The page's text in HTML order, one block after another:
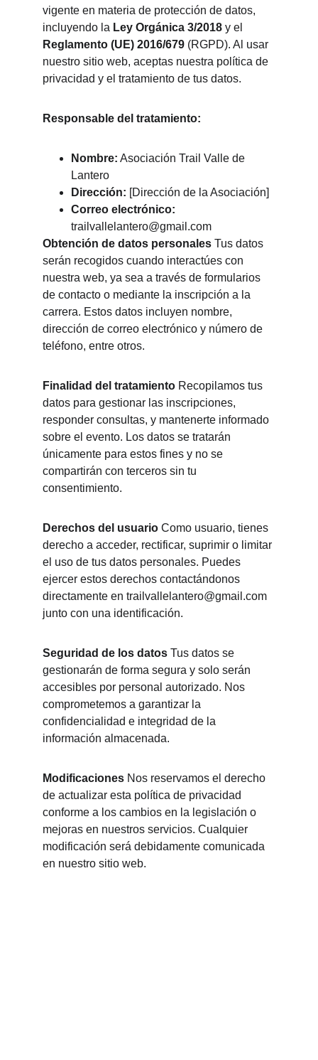
vigente en materia de protección de datos,
incluyendo la Ley Orgánica 3/2018 y el
Reglamento (UE) 2016/679 (RGPD). Al usar
nuestro sitio web, aceptas nuestra política de
privacidad y el tratamiento de tus datos.
Responsable del tratamiento:
Nombre: Asociación Trail Valle de
Lantero
Dirección: [Dirección de la Asociación]
Correo electrónico:
trailvallelantero@gmail.com
Obtención de datos personales Tus datos
serán recogidos cuando interactúes con
nuestra web, ya sea a través de formularios
de contacto o mediante la inscripción a la
carrera. Estos datos incluyen nombre,
dirección de correo electrónico y número de
teléfono, entre otros.
Finalidad del tratamiento Recopilamos tus
datos para gestionar las inscripciones,
responder consultas, y mantenerte informado
sobre el evento. Los datos se tratarán
únicamente para estos fines y no se
compartirán con terceros sin tu
consentimiento.
Derechos del usuario Como usuario, tienes
derecho a acceder, rectificar, suprimir o limitar
el uso de tus datos personales. Puedes
ejercer estos derechos contactándonos
directamente en trailvallelantero@gmail.com
junto con una identificación.
Seguridad de los datos Tus datos se
gestionarán de forma segura y solo serán
accesibles por personal autorizado. Nos
comprometemos a garantizar la
confidencialidad e integridad de la
información almacenada.
Modificaciones Nos reservamos el derecho
de actualizar esta política de privacidad
conforme a los cambios en la legislación o
mejoras en nuestros servicios. Cualquier
modificación será debidamente comunicada
en nuestro sitio web.